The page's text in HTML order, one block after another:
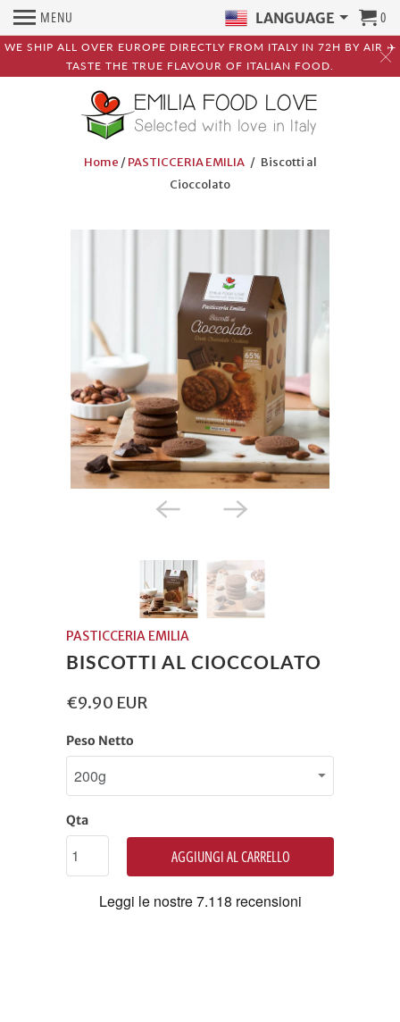
WE SHIP ALL OVER EUROPE DIRECTLY FROM ITALY IN 72H BY AIR ✈️
TASTE THE TRUE FLAVOUR OF ITALIAN FOOD.
MENU LANGUAGE 0
Home /PASTICCERIA EMILIA/ Biscotti al
Cioccolato
PASTICCERIA EMILIA
BISCOTTI AL CIOCCOLATO
€9.90 EUR
Peso Netto
Qta
AGGIUNGI AL CARRELLO